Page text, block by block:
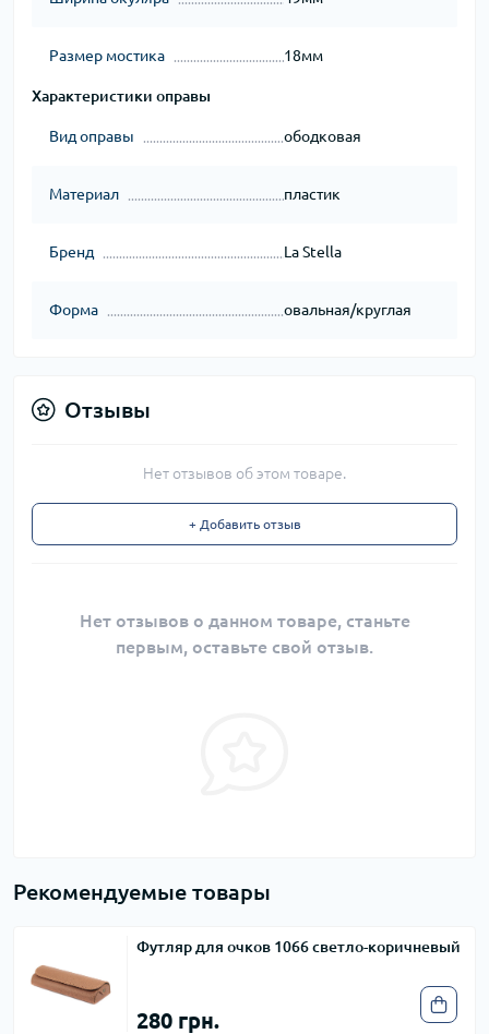
Размер мостика 18мм
Характеристики оправы
Вид оправы ободковая
Материал пластик
Бренд La Stella
Форма овальная/круглая
Отзывы
Нет отзывов об этом товаре.
+ Добавить отзыв
Нет отзывов о данном товаре, станьте
первым, оставьте свой отзыв.
Рекомендуемые товары
Футляр для очков 1066 светло-коричневый
280 грн.